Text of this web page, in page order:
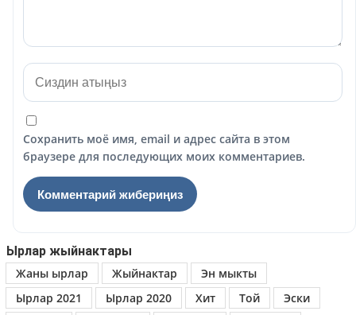
Сохранить моё имя, email и адрес сайта в этом
браузере для последующих моих комментариев.
Ырлар жыйнактары
Жаны ырлар
Жыйнактар
Эн мыкты
Ырлар 2021
Ырлар 2020 Хит Той
Эски